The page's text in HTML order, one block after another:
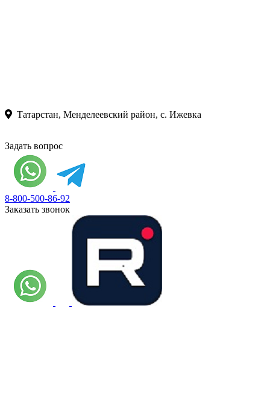
Татарстан, Менделеевский район, с. Ижевка
Задать вопрос
8-800-500-86-92
Заказать звонок